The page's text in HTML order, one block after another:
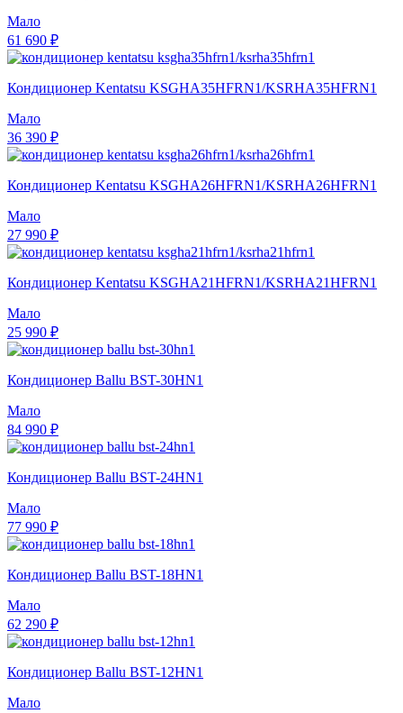
Мало
61 690 ₽
Кондиционер Kentatsu KSGHA35HFRN1/KSRHA35HFRN1
Мало
36 390 ₽
Кондиционер Kentatsu KSGHA26HFRN1/KSRHA26HFRN1
Мало
27 990 ₽
Кондиционер Kentatsu KSGHA21HFRN1/KSRHA21HFRN1
Мало
25 990 ₽
Кондиционер Ballu BST-30HN1
Мало
84 990 ₽
Кондиционер Ballu BST-24HN1
Мало
77 990 ₽
Кондиционер Ballu BST-18HN1
Мало
62 290 ₽
Кондиционер Ballu BST-12HN1
Мало